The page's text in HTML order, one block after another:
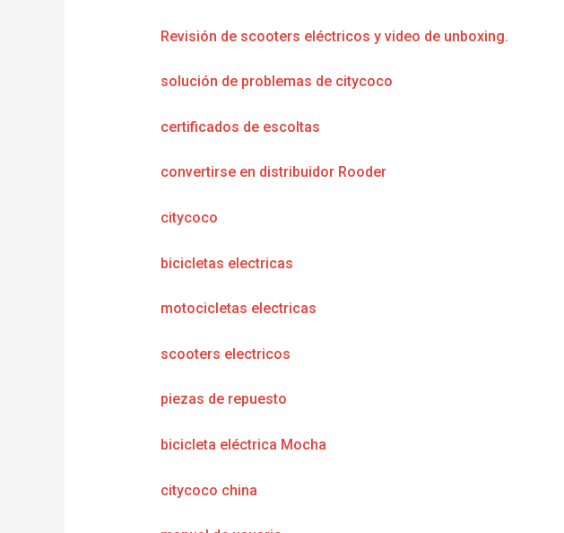
Revisión de scooters eléctricos y video de unboxing.
solución de problemas de citycoco
certificados de escoltas
convertirse en distribuidor Rooder
citycoco
bicicletas electricas
motocicletas electricas
scooters electricos
piezas de repuesto
bicicleta eléctrica Mocha
citycoco china